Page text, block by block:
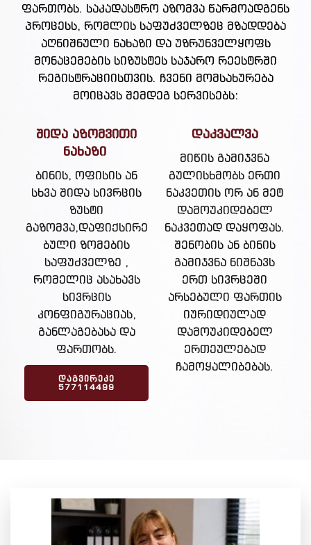
ფართობს. საკადასტრო აზომვა წარმოადგენს
პროცესს, რომლის საფუძველზეც მზადდება
აღნიშნული ნახაზი და უზრუნველყოფს
მონაცემების სიზუსტეს საჯარო რეესტრში
რეგისტრაციისთვის. ჩვენი მომსახურება
მოიცავს შემდეგ სერვისებს:
შიდა აზომვითი
ნახაზი
ბინის, ოფისის ან
სხვა შიდა სივრცის
ზუსტი
გაზომვა,დაფიქსირე
ბული ზომების
საფუძველზე ,
რომელიც ასახავს
სივრცის
კონფიგურაციას,
განლაგებასა და
ფართობს.
ᲓᲐᲒᲕᲘᲠᲔᲙᲔ
577114499
დაკვალვა
მიწის გამიჯვნა
გულისხმობს ერთი
ნაკვეთის ორ ან მეტ
დამოუკიდებელ
ნაკვეთად დაყოფას.
შენობის ან ბინის
გამიჯვნა ნიშნავს
ერთ სივრცეში
არსებული ფართის
იურიდიულად
დამოუკიდებელ
ერთეულებად
ჩამოყალიბებას.